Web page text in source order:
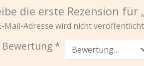
die erste Rezension für
Mail-Adresse wird nicht
Bewertung *